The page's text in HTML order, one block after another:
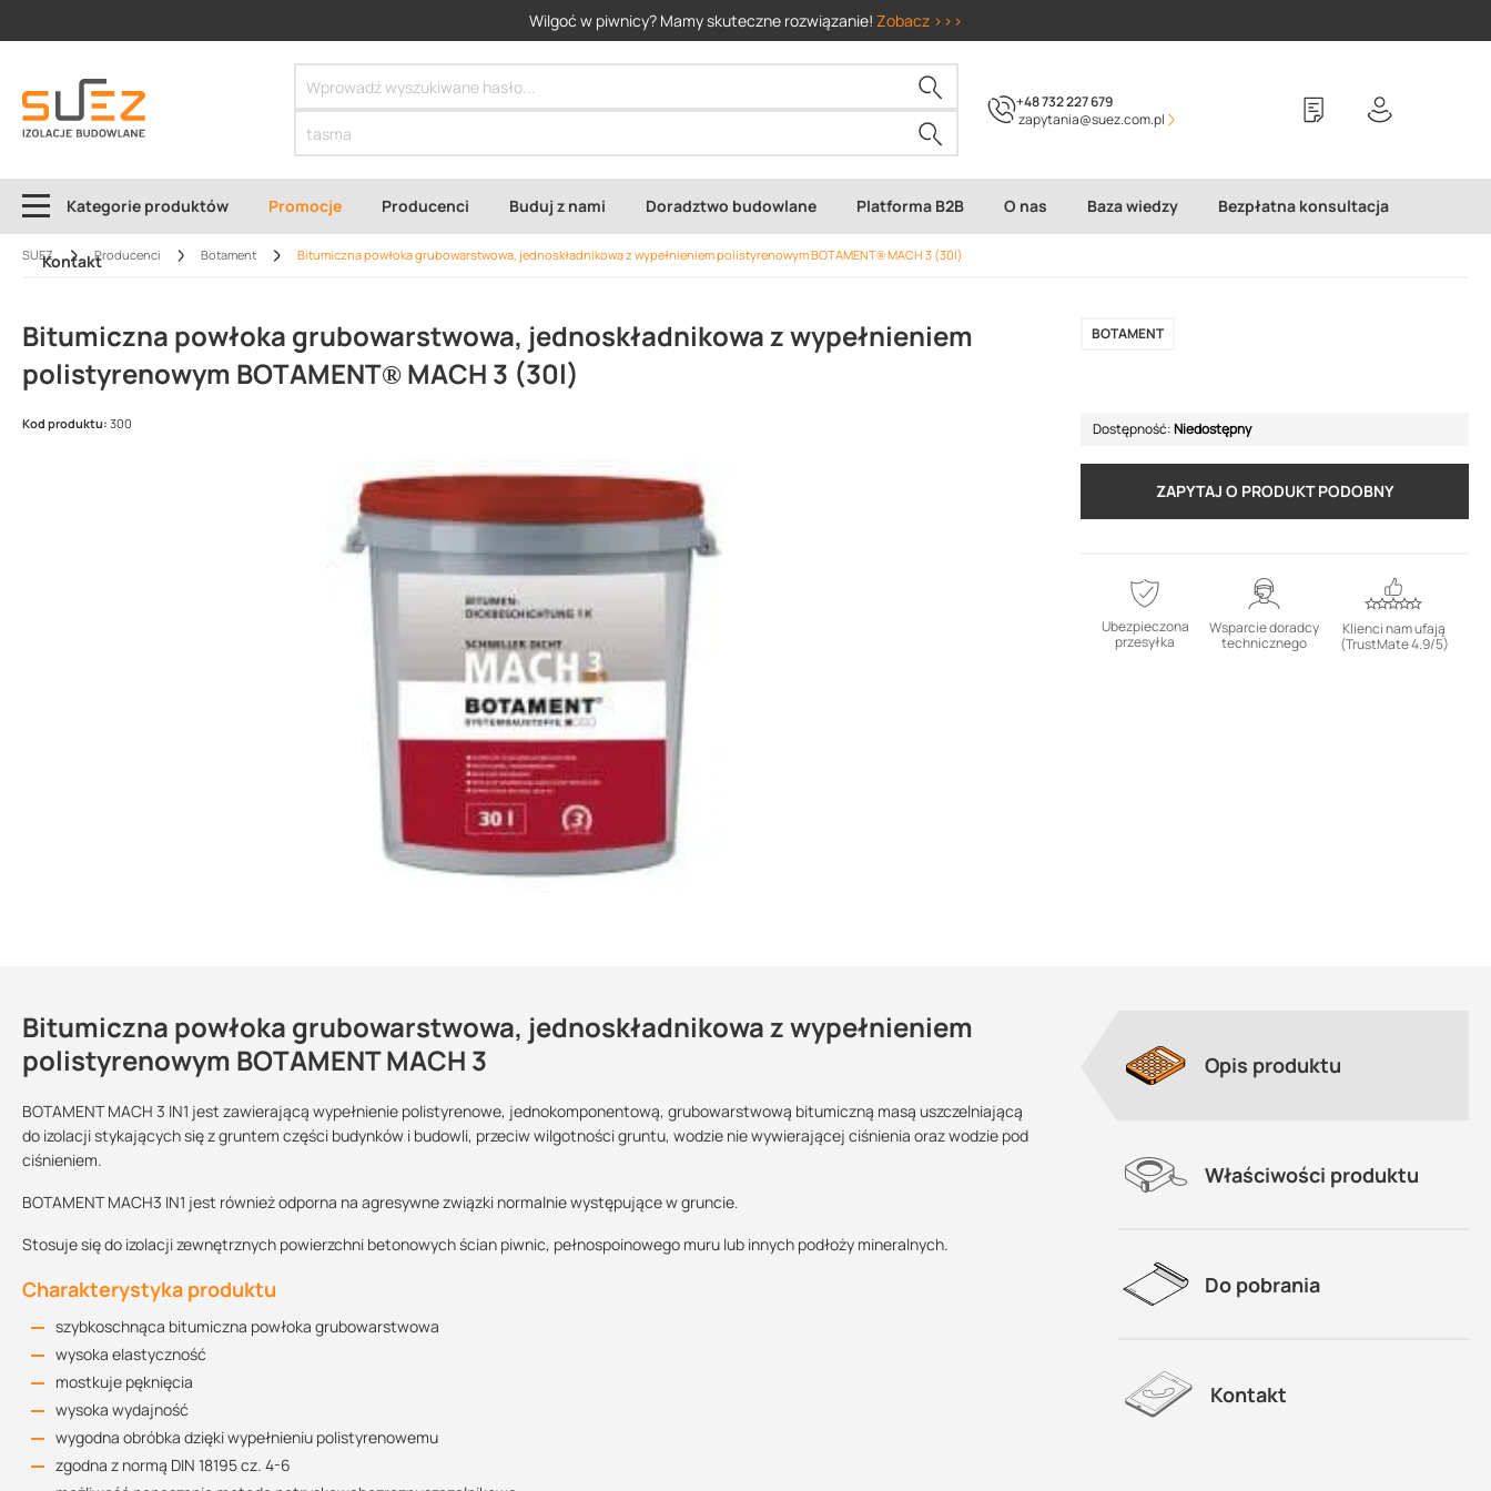
Wilgoć w piwnicy? Mamy skuteczne rozwiązanie! Zobacz >>>
+48 732 227 679
zapytania@suez.com.pl
Kategorie produktów Promocje Producenci Buduj z nami Doradztwo budowlane Platforma B2B O nas Baza wiedzy Bezpłatna konsultacja
Kontakt
SUEZ Producenci Botament Bitumiczna powłoka grubowarstwowa, jednoskładnikowa z wypełnieniem polistyrenowym BOTAMENT® MACH 3 (30l)
Bitumiczna powłoka grubowarstwowa, jednoskładnikowa z wypełnieniem
polistyrenowym BOTAMENT® MACH 3 (30l)
BOTAMENT
Kod produktu: 300 Dostępność:Niedostępny
ZAPYTAJ O PRODUKT PODOBNY
Ubezpieczona
przesyłka
Wsparcie doradcy
technicznego
Klienci nam ufają
(TrustMate 4.9/5)
Bitumiczna powłoka grubowarstwowa, jednoskładnikowa z wypełnieniem
polistyrenowym BOTAMENT MACH 3
BOTAMENT MACH 3 IN1 jest zawierającą wypełnienie polistyrenowe, jednokomponentową, grubowarstwową bitumiczną masą uszczelniającą
do izolacji stykających się z gruntem części budynków i budowli, przeciw wilgotności gruntu, wodzie nie wywierającej ciśnienia oraz wodzie pod
ciśnieniem.
BOTAMENT MACH3 IN1 jest również odporna na agresywne związki normalnie występujące w gruncie.
Stosuje się do izolacji zewnętrznych powierzchni betonowych ścian piwnic, pełnospoinowego muru lub innych podłoży mineralnych.
Charakterystyka produktu
szybkoschnąca bitumiczna powłoka grubowarstwowa
wysoka elastyczność
mostkuje pęknięcia
wysoka wydajność
wygodna obróbka dzięki wypełnieniu polistyrenowemu
zgodna z normą DIN 18195 cz. 4-6
Przechowywanie:
w suchym i chłodnym
przed mrozem
Sprzedajemy na:
opakowania
Wielkość
30 l
Podlega zwrotowi?:
nie
umiarkowane: 3,6 l/m2; odpowiada 3,6 mm
Woda nie wywierająca ciśnienia - znaczne obciążenie, spiętrzająca się woda infiltracyjna oraz woda wywierająca ciśnienie: 4,8 l/m2; odpowiada
4,8 mm
Karta techniczna
Kontakt
Maszy pytania lub wątpliwości?
Skontaktuj się z nami
Marcin Inglot
Specjalista doradca
Opis produktu
Właściwości produktu
Do pobrania
Kontakt